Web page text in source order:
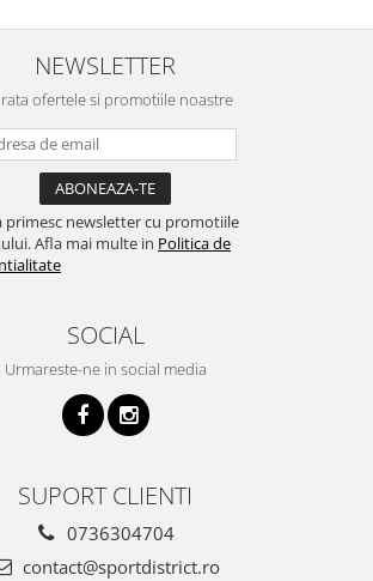
NEWSLETTER
ofertele si promotiile noastre
primesc newsletter cu promotiile
Afla mai multe in Politica de
SOCIAL
Urmareste-ne in social media
SUPORT CLIENTI
0736304704
contact@sportdistrict.ro